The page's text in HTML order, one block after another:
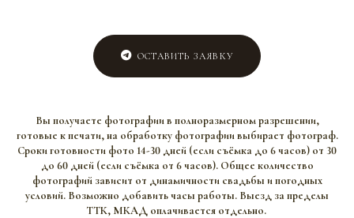
ОСТАВИТЬ ЗАЯВКУ
Вы получаете фотографии в полноразмерном разрешении,
готовые к печати, на обработку фотографии выбирает фотограф.
Сроки готовности фото 14-30 дней (если съёмка до 6 часов) от 30
до 60 дней (если съёмка от 6 часов). Общее количество
фотографий зависит от динамичности свадьбы и погодных
условий. Возможно добавить часы работы. Выезд за пределы
ТТК, МКАД оплачивается отдельно.